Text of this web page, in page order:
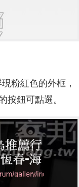
粉紅色的外框，
按鈕可點選。